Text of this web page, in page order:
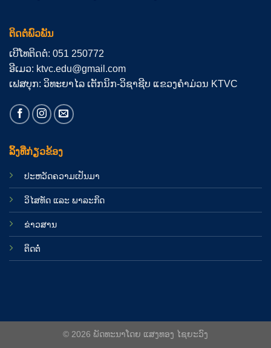
ຕິດຕໍ່ພົວພັນ
ເບີໂທຕິດຕໍ່: 051 250772
ອີເມວ: ktvc.edu@gmail.com
ເຟສບຸກ: ວິທະຍາໄລ ເຕັກນິກ-ວິຊາຊີບ ແຂວງຄຳມ່ວນ KTVC
ລິ້ງທີ່ກ່ຽວຂ້ອງ
ປະຫວັດຄວາມເປັນມາ
ວິໄສທັດ ແລະ ພາລະກິດ
ຂ່າວສານ
ຕິດຕໍ່
© 2026 ພັດທະນາໂດຍ ແສງທອງ ໄຊຍະວົງ